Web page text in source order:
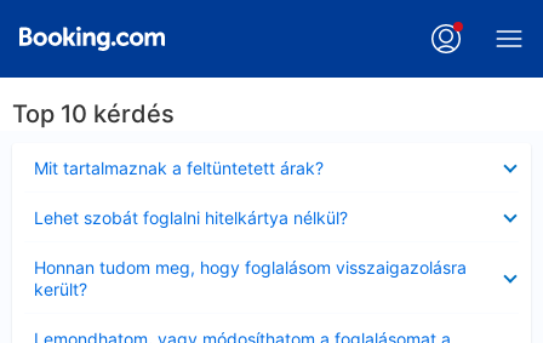
Top 10 kérdés
Mit tartalmaznak a feltüntetett árak?
Lehet szobát foglalni hitelkártya nélkül?
Honnan tudom meg, hogy foglalásom visszaigazolásra
került?
Lemondhatom, vagy módosíthatom a foglalásomat a